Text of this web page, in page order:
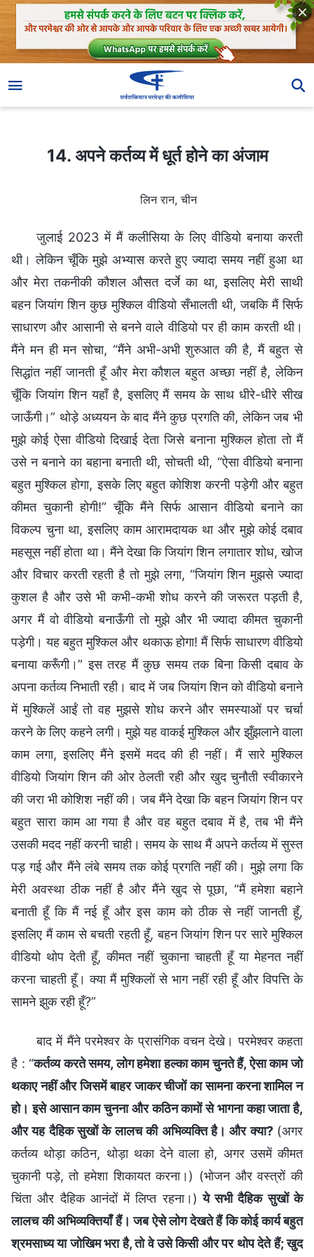
14. अपने कर्तव्य में धूर्त होने का अंजाम
14. अपने कर्तव्य में धूर्त होने का अंजाम
लिन रान, चीन
जुलाई 2023 में मैं कलीसिया के लिए वीडियो बनाया करती
थी। लेकिन चूँकि मुझे अभ्यास करते हुए ज्यादा समय नहीं हुआ था
और मेरा तकनीकी कौशल औसत दर्जे का था, इसलिए मेरी साथी
बहन जियांग शिन कुछ मुश्किल वीडियो सँभालती थी, जबकि मैं सिर्फ
साधारण और आसानी से बनने वाले वीडियो पर ही काम करती थी।
मैंने मन ही मन सोचा, “मैंने अभी-अभी शुरुआत की है, मैं बहुत से
सिद्धांत नहीं जानती हूँ और मेरा कौशल बहुत अच्छा नहीं है, लेकिन
चूँकि जियांग शिन यहाँ है, इसलिए मैं समय के साथ धीरे-धीरे सीख
जाऊँगी।” थोड़े अध्ययन के बाद मैंने कुछ प्रगति की, लेकिन जब भी
मुझे कोई ऐसा वीडियो दिखाई देता जिसे बनाना मुश्किल होता तो मैं
उसे न बनाने का बहाना बनाती थी, सोचती थी, “ऐसा वीडियो बनाना
बहुत मुश्किल होगा, इसके लिए बहुत कोशिश करनी पड़ेगी और बहुत
कीमत चुकानी होगी!” चूँकि मैंने सिर्फ आसान वीडियो बनाने का
विकल्प चुना था, इसलिए काम आरामदायक था और मुझे कोई दबाव
महसूस नहीं होता था। मैंने देखा कि जियांग शिन लगातार शोध, खोज
और विचार करती रहती है तो मुझे लगा, “जियांग शिन मुझसे ज्यादा
कुशल है और उसे भी कभी-कभी शोध करने की जरूरत पड़ती है,
अगर मैं वो वीडियो बनाऊँगी तो मुझे और भी ज्यादा कीमत चुकानी
पड़ेगी। यह बहुत मुश्किल और थकाऊ होगा! मैं सिर्फ साधारण वीडियो
बनाया करूँगी।” इस तरह मैं कुछ समय तक बिना किसी दबाव के
अपना कर्तव्य निभाती रही। बाद में जब जियांग शिन को वीडियो बनाने
में मुश्किलें आईं तो वह मुझसे शोध करने और समस्याओं पर चर्चा
करने के लिए कहने लगी। मुझे यह वाकई मुश्किल और झुँझलाने वाला
काम लगा, इसलिए मैंने इसमें मदद की ही नहीं। मैं सारे मुश्किल
वीडियो जियांग शिन की ओर ठेलती रही और खुद चुनौती स्वीकारने
की जरा भी कोशिश नहीं की। जब मैंने देखा कि बहन जियांग शिन पर
बहुत सारा काम आ गया है और वह बहुत दबाव में है, तब भी मैंने
उसकी मदद नहीं करनी चाही। समय के साथ मैं अपने कर्तव्य में सुस्त
पड़ गई और मैंने लंबे समय तक कोई प्रगति नहीं की। मुझे लगा कि
मेरी अवस्था ठीक नहीं है और मैंने खुद से पूछा, “मैं हमेशा बहाने
बनाती हूँ कि मैं नई हूँ और इस काम को ठीक से नहीं जानती हूँ,
इसलिए मैं काम से बचती रहती हूँ, बहन जियांग शिन पर सारे मुश्किल
वीडियो थोप देती हूँ, कीमत नहीं चुकाना चाहती हूँ या मेहनत नहीं
करना चाहती हूँ। क्या मैं मुश्किलों से भाग नहीं रही हूँ और विपत्ति के
सामने झुक रही हूँ?”
बाद में मैंने परमेश्वर के प्रासंगिक वचन देखे। परमेश्वर कहता
है : “कर्तव्य करते समय, लोग हमेशा हल्का काम चुनते हैं, ऐसा काम जो
थकाए नहीं और जिसमें बाहर जाकर चीजों का सामना करना शामिल न
हो। इसे आसान काम चुनना और कठिन कामों से भागना कहा जाता है,
और यह दैहिक सुखों के लालच की अभिव्यक्ति है। और क्या? (अगर
कर्तव्य थोड़ा कठिन, थोड़ा थका देने वाला हो, अगर उसमें कीमत
चुकानी पड़े, तो हमेशा शिकायत करना।) (भोजन और वस्त्रों की
चिंता और दैहिक आनंदों में लिप्त रहना।) ये सभी दैहिक सुखों के
लालच की अभिव्यक्तियाँ हैं। जब ऐसे लोग देखते हैं कि कोई कार्य बहुत
श्रमसाध्य या जोखिम भरा है, तो वे उसे किसी और पर थोप देते हैं; खुद